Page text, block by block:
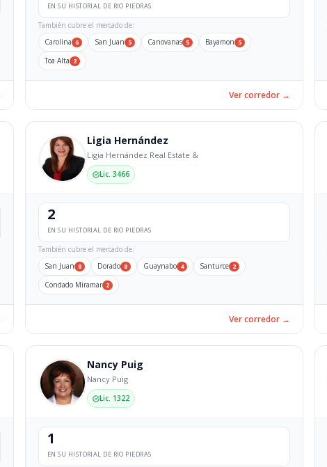
EN SU HISTORIAL DE RIO PIEDRAS
También cubre el mercado de:
Carolina 6 San Juan 5 Canovanas 5 Bayamon 5
Toa Alta 2
Ver corredor →
Ligia Hernández
Ligia Hernández Real Estate &
Lic. 3466
2
EN SU HISTORIAL DE RIO PIEDRAS
También cubre el mercado de:
San Juan 8 Dorado 8 Guaynabo 4 Santurce 2
Condado Miramar 2
Ver corredor →
Nancy Puig
Nancy Puig
Lic. 1322
1
EN SU HISTORIAL DE RIO PIEDRAS